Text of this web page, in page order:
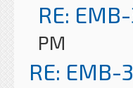
RE:
PM
RE: EMB-